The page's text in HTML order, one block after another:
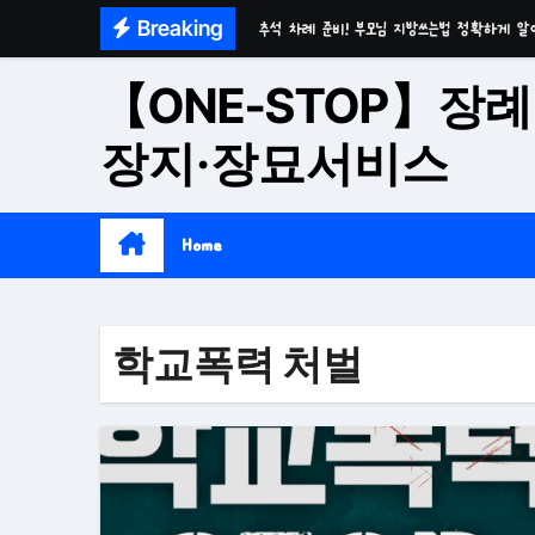
Breaking 추석 차례 준비! 부모님 지방쓰는법 정확하게 알
시간이 흘러도 변함없는 가치 성주 추모공원
치유와 위로의 공간 기독교전용 김천 납골당
재단법인 효심추모공원(현 삼랑진추모공원)
【ONE-STOP】장례
장지·장묘서비스
Home
학교폭력 처벌